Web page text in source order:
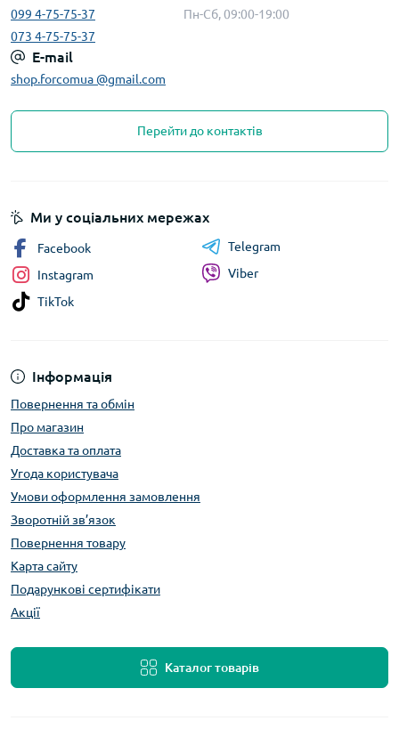
099 4-75-75-37
073 4-75-75-37
Пн-Сб, 09:00-19:00
E-mail
shop.forcomua @gmail.com
Перейти до контактів
Інформація
Повернення та обмін
Про магазин
Доставка та оплата
Угода користувача
Умови оформлення замовлення
Зворотній зв’язок
Повернення товару
Карта сайту
Подарункові сертифікати
Акції
Каталог товарів
Ми у соціальних мережах
Facebook
Instagram
TikTok
Telegram
Viber